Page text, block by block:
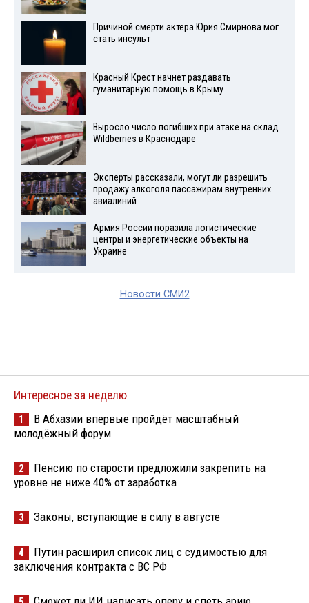
Причиной смерти актера Юрия Смирнова мог
стать инсульт
Красный Крест начнет раздавать
гуманитарную помощь в Крыму
Выросло число погибших при атаке на склад
Wildberries в Краснодаре
Эксперты рассказали, могут ли разрешить
продажу алкоголя пассажирам внутренних
авиалиний
Армия России поразила логистические
центры и энергетические объекты на
Украине
Новости СМИ2
Интересное за неделю
1
В Абхазии впервые пройдёт масштабный
молодёжный форум
2
Пенсию по старости предложили закрепить на
уровне не ниже 40% от заработка
3 Законы, вступающие в силу в августе
4
Путин расширил список лиц с судимостью для
заключения контракта с ВС РФ